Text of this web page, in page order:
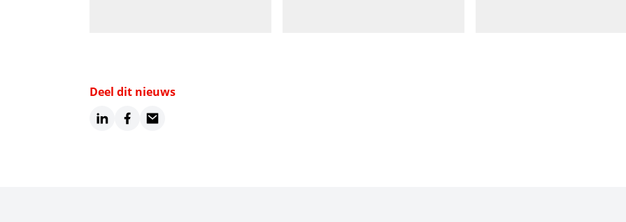
Deel dit nieuws
LinkedInFacebook
Email